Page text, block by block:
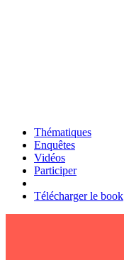
Thématiques
Enquêtes
Vidéos
Participer
Télécharger le book